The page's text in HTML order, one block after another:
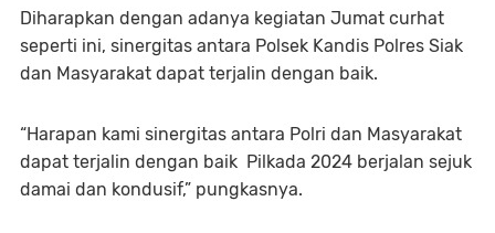
Diharapkan dengan adanya kegiatan Jumat curhat
seperti ini, sinergitas antara Polsek Kandis Polres Siak
dan Masyarakat dapat terjalin dengan baik.
“Harapan kami sinergitas antara Polri dan Masyarakat
dapat terjalin dengan baik Pilkada 2024 berjalan sejuk
damai dan kondusif,” pungkasnya.